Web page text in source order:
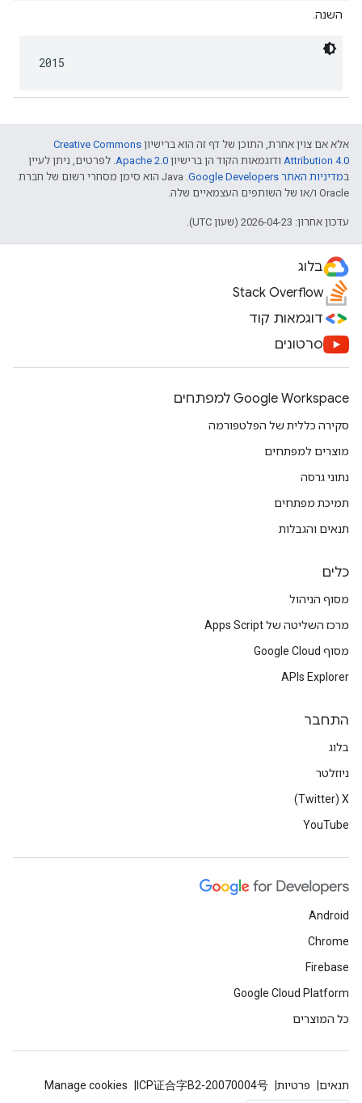
השנה.
2015
אלא אם צוין אחרת, התוכן של דף זה הוא ברישיון Creative Commons
Attribution 4.0 ודוגמאות הקוד הן ברישיון Apache 2.0. לפרטים, ניתן לעיין
במדיניות האתר Google Developers‏
.‏ Java הוא סימן מסחרי רשום של חברת
Oracle ו/או של השותפים העצמאיים שלה.
עדכון אחרון: 2026-04-23 (שעון UTC).
בלוג
Stack Overflow
דוגמאות קוד
סרטונים
Google Workspace למפתחים
סקירה כללית של הפלטפורמה
מוצרים למפתחים
נתוני גרסה
תמיכת מפתחים
תנאים והגבלות
כלים
מסוף הניהול
מרכז השליטה של Apps Script
מסוף Google Cloud
APIs Explorer
התחבר
בלוג
ניוזלטר
X‏ (Twitter)
YouTube
Android
Chrome
Firebase
Google Cloud Platform
כל המוצרים
תנאים פרטיות ICP证合字B2-20070004号
Manage cookies